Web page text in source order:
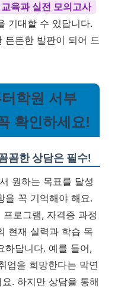
육과 실전 모의고사
기대할 수 있답니다.
든든한 발판이 되어 드
학원 서부
확인하세요!
꼼한 상담은 필수!
원하는 목표를 달성
을 꼭 기억해야 해요.
로그램, 자격증 과정
현재 실력과 학습 목
하답니다. 예를 들어,
업을 희망한다는 막연
. 하지만 상담을 통해